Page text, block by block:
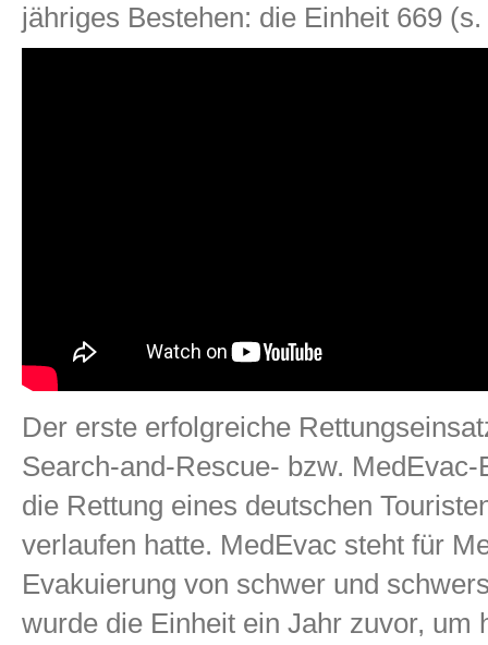
jähriges Bestehen: die Einheit 669
Der erste erfolgreiche
Search-and-Rescue- bzw.
die Rettung eines deutschen
verlaufen hatte. MedEvac steht für
Evakuierung von schwer und
wurde die Einheit ein Jahr zuvor, um